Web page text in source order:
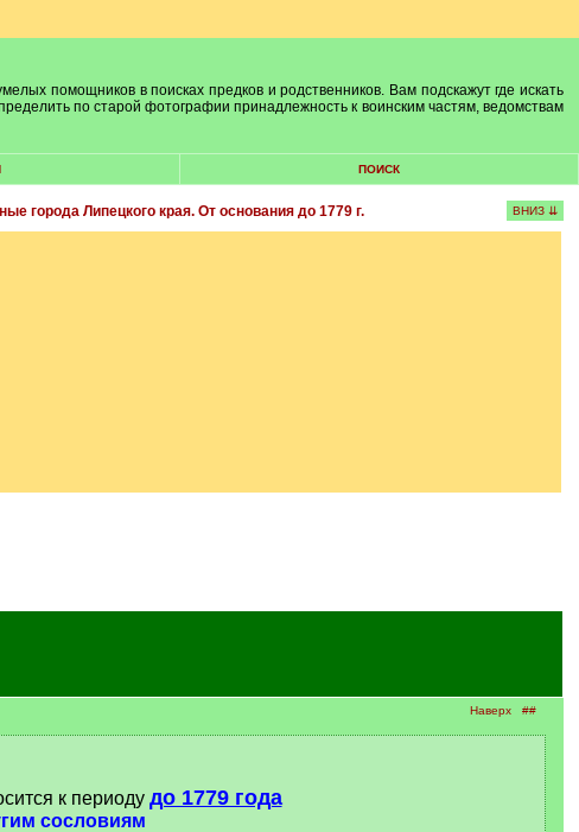
помощников в поисках предков и родственников. Вам подскажут где искать
по старой фотографии принадлежность к воинским частям, ведомствам
ПОИСК
города Липецкого края. От основания до 1779 г. ВНИЗ ⇊
Наверх ##
к периоду до 1779 года
сословиям